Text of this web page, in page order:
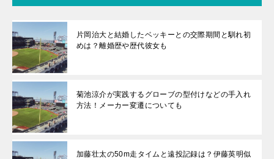
片岡治大と結婚したベッキーとの交際期間と馴れ初
めは？離婚歴や歴代彼女も
菊池涼介が実践するグローブの型付けなどの手入れ
方法！メーカー変遷についても
加藤壮太の50m走タイムと遠投記録は？伊藤英明似